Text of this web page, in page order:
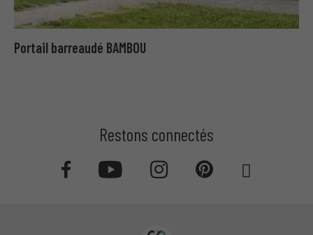
Portail barreaudé BAMBOU
Restons connectés